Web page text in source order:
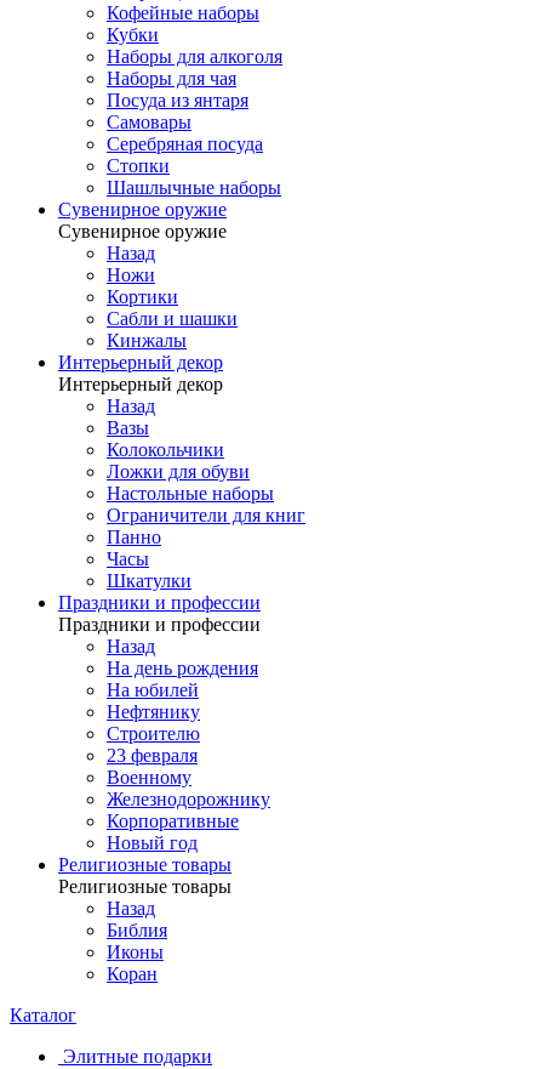
Кофейные наборы
Кубки
Наборы для алкоголя
Наборы для чая
Посуда из янтаря
Самовары
Серебряная посуда
Стопки
Шашлычные наборы
Сувенирное оружие
Сувенирное оружие
Назад
Ножи
Кортики
Сабли и шашки
Кинжалы
Интерьерный декор
Интерьерный декор
Назад
Вазы
Колокольчики
Ложки для обуви
Настольные наборы
Ограничители для книг
Панно
Часы
Шкатулки
Праздники и профессии
Праздники и профессии
Назад
На день рождения
На юбилей
Нефтянику
Строителю
23 февраля
Военному
Железнодорожнику
Корпоративные
Новый год
Религиозные товары
Религиозные товары
Назад
Библия
Иконы
Коран
Каталог
Элитные подарки